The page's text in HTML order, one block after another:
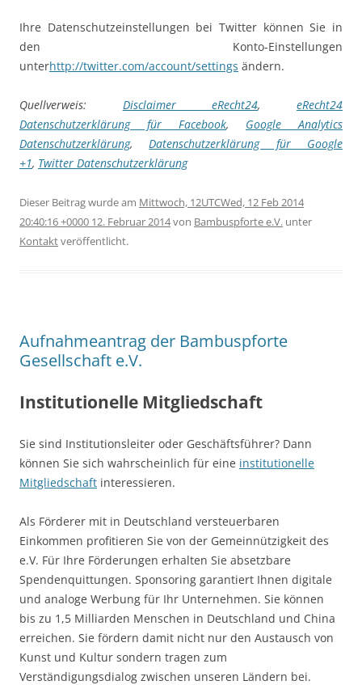
Ihre Datenschutzeinstellungen bei Twitter können Sie in
den Konto-Einstellungen
unterhttp://twitter.com/account/settings ändern.
Quellverweis: Disclaimer eRecht24,eRecht24
Datenschutzerklärung für Facebook, Google Analytics
Datenschutzerklärung,Datenschutzerklärung für Google
+1, Twitter Datenschutzerklärung
Dieser Beitrag wurde am Mittwoch, 12UTCWed, 12 Feb 2014
20:40:16 +0000 12. Februar 2014von Bambuspforte e.V. unter
Kontaktveröffentlicht.
Aufnahmeantrag der Bambuspforte
Gesellschaft e.V.
Institutionelle Mitgliedschaft
Sie sind Institutionsleiter oder Geschäftsführer? Dann
können Sie sich wahrscheinlich für eine institutionelle
Mitgliedschaft interessieren.
Als Förderer mit in Deutschland versteuerbaren
Einkommen profitieren Sie von der Gemeinnützigkeit des
e.V. Für Ihre Förderungen erhalten Sie absetzbare
Spendenquittungen. Sponsoring garantiert Ihnen digitale
und analoge Werbung für Ihr Unternehmen. Sie können
bis zu 1,5 Milliarden Menschen in Deutschland und China
erreichen. Sie fördern damit nicht nur den Austausch von
Kunst und Kultur sondern tragen zum
Verständigungsdialog zwischen unseren Ländern bei.